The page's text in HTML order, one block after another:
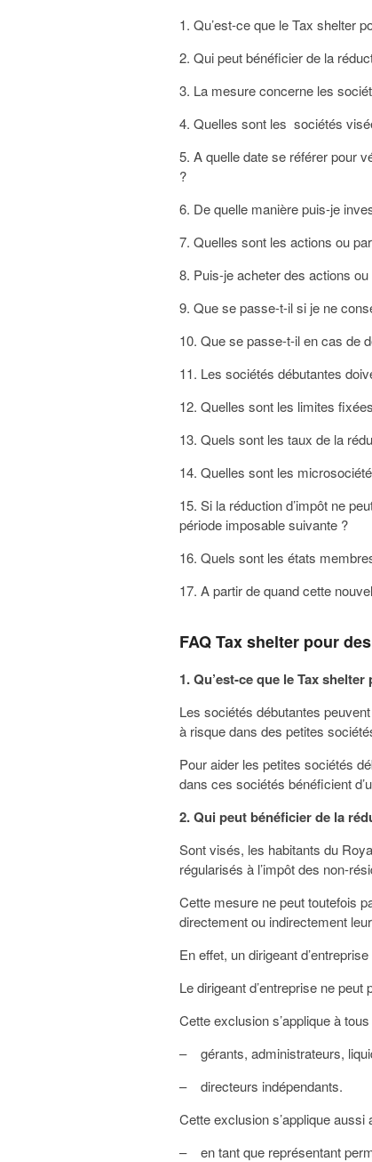
1. Qu’est-ce que le Tax shelter
2. Qui peut bénéficier de la
3. La mesure concerne les
4. Quelles sont les sociétés
5. A quelle date se référer pour
?
6. De quelle manière puis-je
7. Quelles sont les actions ou
8. Puis-je acheter des actions
9. Que se passe-t-il si je ne
10. Que se passe-t-il en cas de
11. Les sociétés débutantes
12. Quelles sont les limites
13. Quels sont les taux de la
14. Quelles sont les
15. Si la réduction d’impôt ne
période imposable suivante ?
16. Quels sont les états
17. A partir de quand cette
FAQ Tax shelter pour
1. Qu’est-ce que le Tax
Les sociétés débutantes
à risque dans des petites
Pour aider les petites sociétés
dans ces sociétés bénéficient
2. Qui peut bénéficier de la
Sont visés, les habitants du
régularisés à l’impôt des non-
Cette mesure ne peut toutefois
directement ou indirectement
En effet, un dirigeant
Le dirigeant d’entreprise ne
Cette exclusion s’applique à
– gérants, administrateurs,
– directeurs indépendants.
Cette exclusion s’applique
– en tant que représentant